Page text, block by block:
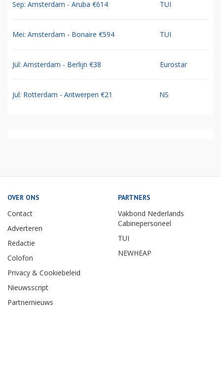
Sep: Amsterdam - Aruba €614 TUI
Mei: Amsterdam - Bonaire €594 TUI
Jul: Amsterdam - Berlijn €38 Eurostar
Jul: Rotterdam - Antwerpen €21 NS
OVER ONS
Contact
Adverteren
Redactie
Colofon
Privacy & Cookiebeleid
Nieuwsscript
Partnernieuws
PARTNERS
Vakbond Nederlands
Cabinepersoneel
TUI
NEWHEAP